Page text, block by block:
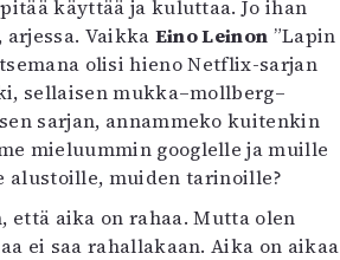
käyttää ja kuluttaa. Jo ihan
Vaikka Eino Leinon ”Lapin
olisi hieno Netflix-sarjan
sellaisen mukka–mollberg–
sarjan, annammeko kuitenkin
mieluummin googlelle ja muille
muiden tarinoille?
että aika on rahaa. Mutta olen
ei saa rahallakaan. Aika on aikaa